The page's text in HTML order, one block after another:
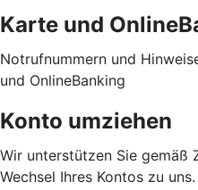
Karte und
Notrufnummern und
und OnlineBanking
Konto umziehen
Wir unterstützen Sie gemäß
Wechsel Ihres Kontos zu uns.